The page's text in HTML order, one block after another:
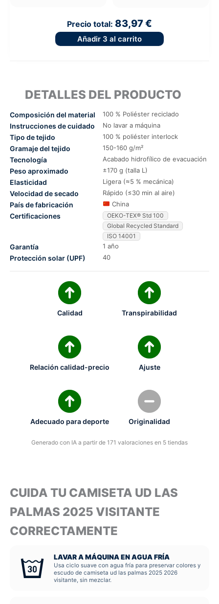
Precio total: 83,97 €
Añadir 3 al carrito
DETALLES DEL PRODUCTO
Composición del material 100 % Poliéster reciclado
Instrucciones de cuidado No lavar a máquina
Tipo de tejido 100 % poliéster interlock
Gramaje del tejido 150-160 g/m²
Tecnología Acabado hidrofílico de evacuación
Peso aproximado ±170 g (talla L)
Elasticidad Ligera (≈5 % mecánica)
Velocidad de secado Rápido (≤30 min al aire)
País de fabricación China
Certificaciones
OEKO-TEX® Std 100
Global Recycled Standard
ISO 14001
Garantía 1 año
Protección solar (UPF) 40
Calidad Transpirabilidad
Relación calidad-precio Ajuste
Adecuado para deporte Originalidad
Generado con IA a partir de 171 valoraciones en 5 tiendas
CUIDA TU CAMISETA UD LAS
PALMAS 2025 VISITANTE
CORRECTAMENTE
LAVAR A MÁQUINA EN AGUA FRÍA
Usa ciclo suave con agua fría para preservar colores y
escudo de camiseta ud las palmas 2025 2026
visitante, sin mezclar.